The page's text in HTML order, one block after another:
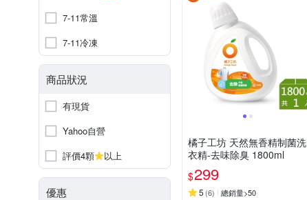
7-11常溫
7-11冷凍
商品狀況
有現貨
Yahoo自營
評價4顆
以上
優惠
橘子工坊 天然無香精制菌洗
衣精-去味除臭 1800ml
$299
5 (6) 總銷量>50